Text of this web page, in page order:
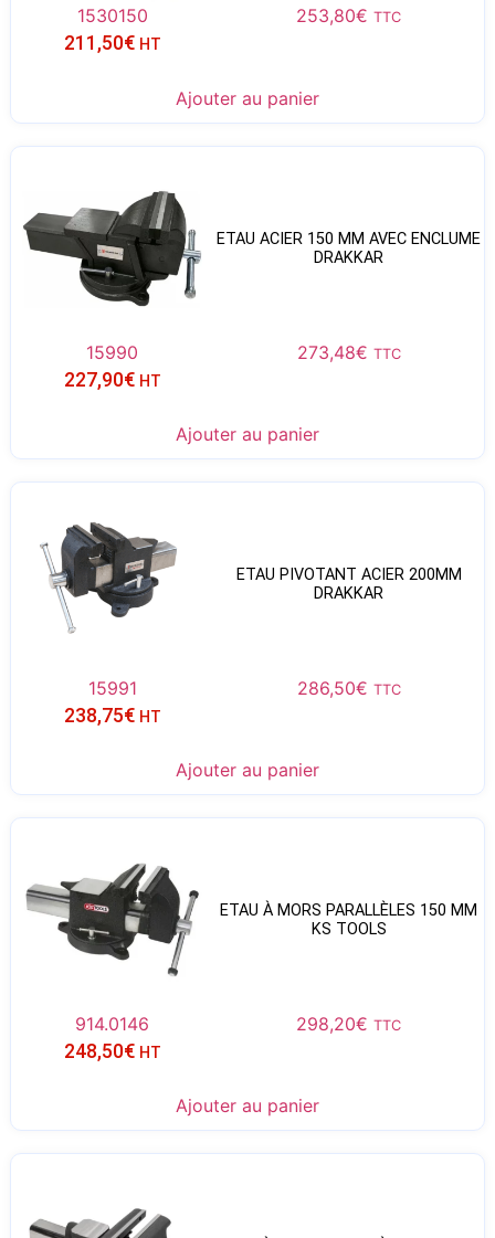
1530150 253,80€ TTC
211,50€ HT
Ajouter au panier
ETAU ACIER 150 MM AVEC ENCLUME
DRAKKAR
15990 273,48€ TTC
227,90€ HT
Ajouter au panier
ETAU PIVOTANT ACIER 200MM
DRAKKAR
15991 286,50€ TTC
238,75€ HT
Ajouter au panier
ETAU À MORS PARALLÈLES 150 MM
KS TOOLS
914.0146 298,20€ TTC
248,50€ HT
Ajouter au panier